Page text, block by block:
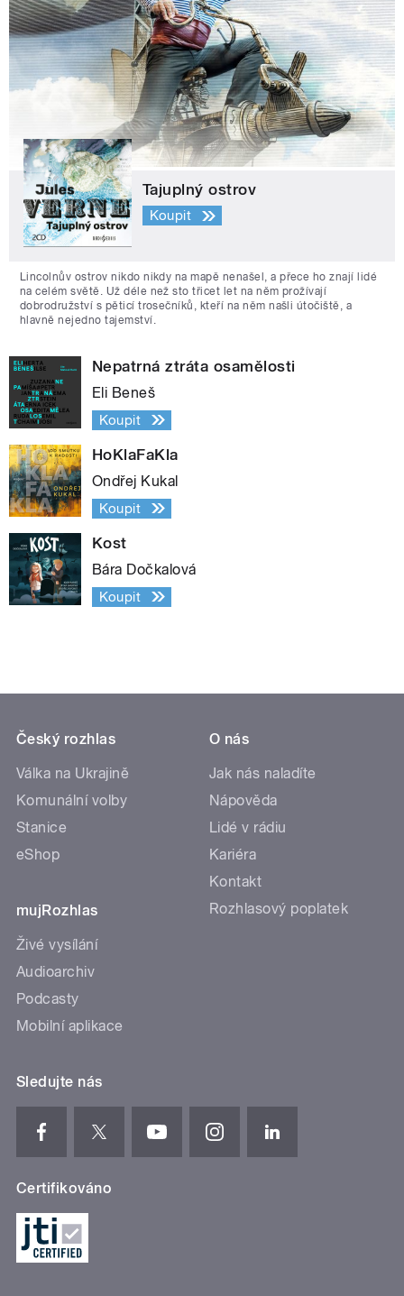
Tajuplný ostrov
Koupit
Lincolnův ostrov nikdo nikdy na mapě nenašel, a přece ho znají lidé
na celém světě. Už déle než sto třicet let na něm prožívají
dobrodružství s pěticí trosečníků, kteří na něm našli útočiště, a
hlavně nejedno tajemství.
Nepatrná ztráta osamělosti
Eli Beneš
Koupit
HoKlaFaKla
Ondřej Kukal
Koupit
Kost
Bára Dočkalová
Koupit
Český rozhlas
Válka na Ukrajině
Komunální volby
Stanice
eShop
mujRozhlas
Živé vysílání
Audioarchiv
Podcasty
Mobilní aplikace
O nás
Jak nás naladíte
Nápověda
Lidé v rádiu
Kariéra
Kontakt
Rozhlasový poplatek
Sledujte nás
Certifikováno